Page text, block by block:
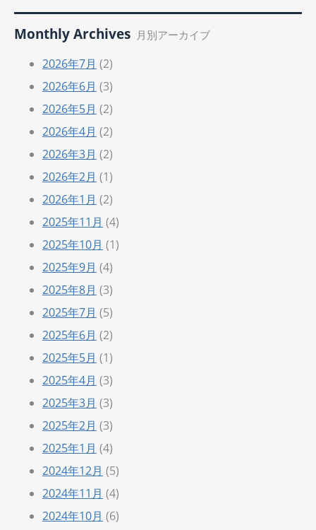
Monthly Archives 月別アーカイブ
2026年7月 (2)
2026年6月 (3)
2026年5月 (2)
2026年4月 (2)
2026年3月 (2)
2026年2月 (1)
2026年1月 (2)
2025年11月 (4)
2025年10月 (1)
2025年9月 (4)
2025年8月 (3)
2025年7月 (5)
2025年6月 (2)
2025年5月 (1)
2025年4月 (3)
2025年3月 (3)
2025年2月 (3)
2025年1月 (4)
2024年12月 (5)
2024年11月 (4)
2024年10月 (6)